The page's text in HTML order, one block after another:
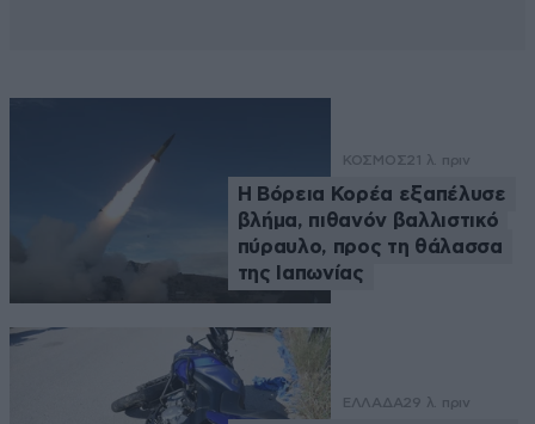
ΚΟΣΜΟΣ21 λ. πριν
Η Βόρεια Κορέα εξαπέλυσε
βλήμα, πιθανόν βαλλιστικό
πύραυλο, προς τη θάλασσα
της Ιαπωνίας
ΕΛΛΑΔΑ29 λ. πριν